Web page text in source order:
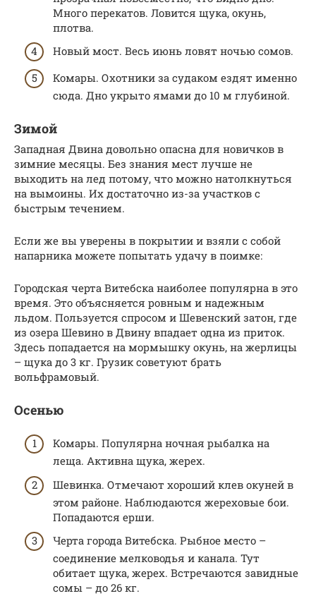
Много перекатов. Ловится щука, окунь,
плотва.
Новый мост. Весь июнь ловят ночью сомов.
Комары. Охотники за судаком ездят именно
сюда. Дно укрыто ямами до 10 м глубиной.
Зимой
Западная Двина довольно опасна для новичков в
зимние месяцы. Без знания мест лучше не
выходить на лед потому, что можно натолкнуться
на вымоины. Их достаточно из-за участков с
быстрым течением.
Если же вы уверены в покрытии и взяли с собой
напарника можете попытать удачу в поимке:
Городская черта Витебска наиболее популярна в это
время. Это объясняется ровным и надежным
льдом. Пользуется спросом и Шевенский затон, где
из озера Шевино в Двину впадает одна из приток.
Здесь попадается на мормышку окунь, на жерлицы
– щука до 3 кг. Грузик советуют брать
вольфрамовый.
Осенью
Комары. Популярна ночная рыбалка на
леща. Активна щука, жерех.
Шевинка. Отмечают хороший клев окуней в
этом районе. Наблюдаются жереховые бои.
Попадаются ерши.
Черта города Витебска. Рыбное место –
соединение мелководья и канала. Тут
обитает щука, жерех. Встречаются завидные
сомы – до 26 кг.